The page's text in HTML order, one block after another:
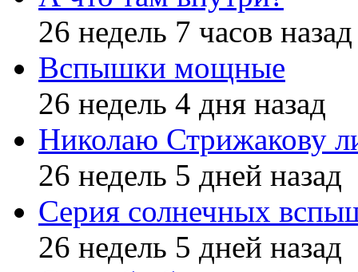
26 недель 7 часов назад
Вспышки мощные
26 недель 4 дня назад
Николаю Стрижакову
26 недель 5 дней назад
Серия солнечных
26 недель 5 дней назад